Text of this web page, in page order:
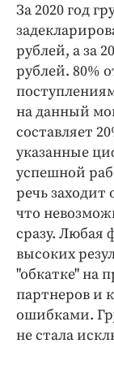
За 2020 год
рублей, а за
рублей. 80%
на данный
составляет
указанные
успешной
речь
что
сразу. Любая
высоких
"обкатке" на
партнеров и
ошибками.
не стала